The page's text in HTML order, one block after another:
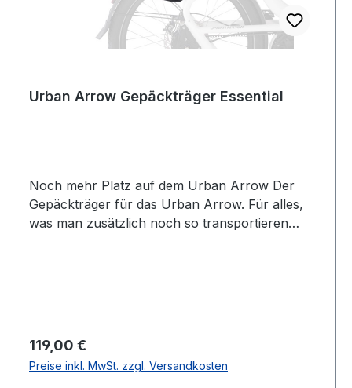
Urban Arrow Gepäckträger Essential
Noch mehr Platz auf dem Urban Arrow Der
Gepäckträger für das Urban Arrow. Für alles,
was man zusätzlich noch so transportieren
Regulärer Preis:
119,00 €
Preise inkl. MwSt. zzgl. Versandkosten